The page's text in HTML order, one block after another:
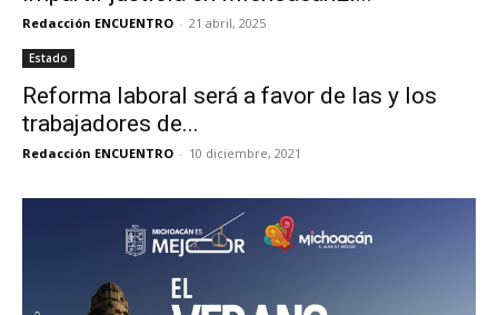
Redacción ENCUENTRO - 21 abril, 2025
Estado
Reforma laboral será a favor de las y los
trabajadores de...
Redacción ENCUENTRO - 10 diciembre, 2021